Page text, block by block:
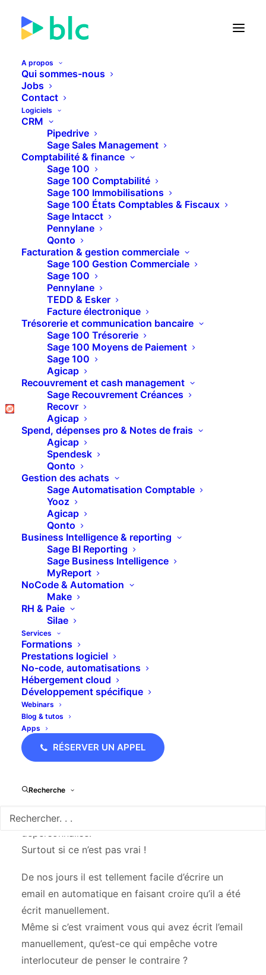
A propos
Qui sommes-nous
Jobs
Contact
Logiciels
CRM
Pipedrive
Sage Sales Management
Comptabilité & finance
Sage 100
Sage 100 Comptabilité
Sage 100 Immobilisations
Sage 100 États Comptables & Fiscaux
Sage Intacct
Pennylane
Qonto
Facturation & gestion commerciale
Sage 100 Gestion Commerciale
Sage 100
Pennylane
TEDD & Esker
Facture électronique
Trésorerie et communication bancaire
Sage 100 Trésorerie
Sage 100 Moyens de Paiement
Sage 100
Agicap
Recouvrement et cash management
Sage Recouvrement Créances
Recovr
Agicap
Spend, dépenses pro & Notes de frais
Agicap
Spendesk
Qonto
Gestion des achats
Sage Automatisation Comptable
Yooz
Agicap
Qonto
Business Intelligence & reporting
Sage BI Reporting
Sage Business Intelligence
MyReport
NoCode & Automation
Make
RH & Paie
Silae
Services
Formations
Prestations logiciel
No-code, automatisations
Hébergement cloud
Développement spécifique
Webinars
Blog & tutos
Apps
RÉSERVER UN APPEL
Recherche
🚀 Lancement de la Facture
23JOURS11HEURES27
PLUS D'INFOS
4 bonnes raisons
d’accompagner vos
devis d’une vidéo
Il n’y aque des bonnes raisons
d’accompagner vos devis d’une vidéo.
expliquerun devis « compliqué » ou
simplementapporter de l’humain
Nous allons voir tout ça dans cet article.
1 – La vidéo pour
personnaliser la relation
commerciale
Un email c’est froid
, pas très chaleureux, vous ne
pouvez pas mettre d’intonation et ça vous
de sentir que vous faites du travail à la chaine
Surtout si ce n’est pas vrai !
De nos jours il est tellement facile d’écrire un
email en automatique en faisant croire qu’il a été
écrit manuellement.
Même si c’est vraiment vous qui avez écrit l’email
manuellement, qu’est-ce qui empêche votre
interlocuteur de penser le contraire ?